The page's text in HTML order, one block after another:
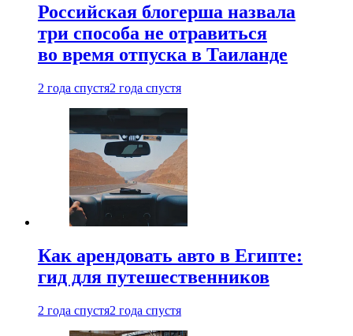
Российская блогерша назвала
три способа не отравиться
во время отпуска в Таиланде
2 года спустя2 года спустя
Как арендовать авто в Египте:
гид для путешественников
2 года спустя2 года спустя